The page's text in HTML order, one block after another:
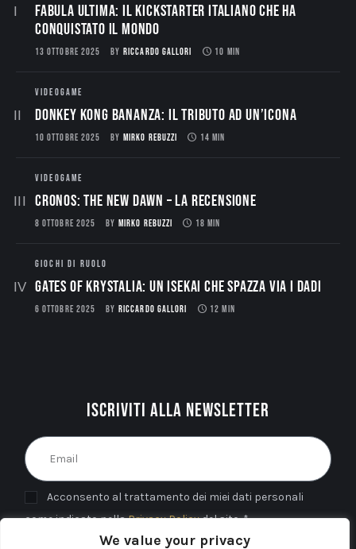
We value your privacy
Fabula Ultima: il Kickstarter italiano che ha
conquistato il mondo
13 OTTOBRE 2025 BY RICCARDO GALLORI 10 MIN
VIDEOGAME
Donkey Kong Bananza: Il Tributo ad un’Icona
10 OTTOBRE 2025 BY MIRKO REBUZZI 14 MIN
VIDEOGAME
CRONOS: THE NEW DAWN – La Recensione
8 OTTOBRE 2025 BY MIRKO REBUZZI 18 MIN
GIOCHI DI RUOLO
Gates of Krystalia: Un Isekai che spazza via i dadi
6 OTTOBRE 2025 BY RICCARDO GALLORI 12 MIN
Iscriviti alla newsletter
Acconsento al trattamento dei miei dati personali
come indicato nellaPrivacy Policydel sito. *